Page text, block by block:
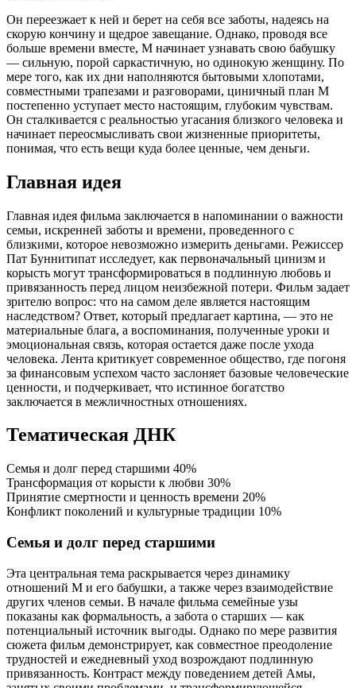
Он переезжает к ней и берет на себя все заботы, надеясь на
скорую кончину и щедрое завещание. Однако, проводя все
больше времени вместе, М начинает узнавать свою бабушку
— сильную, порой саркастичную, но одинокую женщину. По
мере того, как их дни наполняются бытовыми хлопотами,
совместными трапезами и разговорами, циничный план М
постепенно уступает место настоящим, глубоким чувствам.
Он сталкивается с реальностью угасания близкого человека и
начинает переосмысливать свои жизненные приоритеты,
понимая, что есть вещи куда более ценные, чем деньги.
Главная идея
Главная идея фильма заключается в напоминании о важности
семьи, искренней заботы и времени, проведенного с
близкими, которое невозможно измерить деньгами. Режиссер
Пат Буннитипат исследует, как первоначальный цинизм и
корысть могут трансформироваться в подлинную любовь и
привязанность перед лицом неизбежной потери. Фильм задает
зрителю вопрос: что на самом деле является настоящим
наследством? Ответ, который предлагает картина, — это не
материальные блага, а воспоминания, полученные уроки и
эмоциональная связь, которая остается даже после ухода
человека. Лента критикует современное общество, где погоня
за финансовым успехом часто заслоняет базовые человеческие
ценности, и подчеркивает, что истинное богатство
заключается в межличностных отношениях.
Тематическая ДНК
Семья и долг перед старшими 40%
Трансформация от корысти к любви 30%
Принятие смертности и ценность времени 20%
Конфликт поколений и культурные традиции 10%
Семья и долг перед старшими
Эта центральная тема раскрывается через динамику
отношений М и его бабушки, а также через взаимодействие
других членов семьи. В начале фильма семейные узы
показаны как формальность, а забота о старших — как
потенциальный источник выгоды. Однако по мере развития
сюжета фильм демонстрирует, как совместное преодоление
трудностей и ежедневный уход возрождают подлинную
привязанность. Контраст между поведением детей Амы,